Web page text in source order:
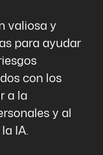
valiosa y
para ayudar
con los
a la
y al
IA.